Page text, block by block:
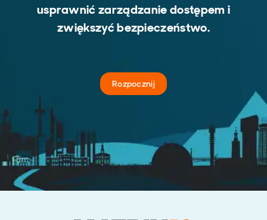
usprawnić zarządzanie dostępem i
zwiększyć bezpieczeństwo.
Rozpocznij